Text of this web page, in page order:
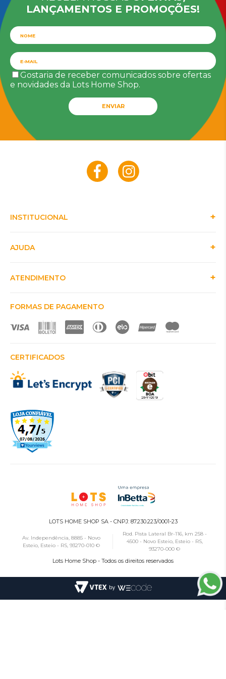
LANÇAMENTOS E PROMOÇÕES!
Gostaria de receber comunicados sobre ofertas
e novidades da Lots Home Shop.
ENVIAR
INSTITUCIONAL
AJUDA
ATENDIMENTO
FORMAS DE PAGAMENTO
CERTIFICADOS
LOTS HOME SHOP SA - CNPJ: 87.230.223/0001-23
Av. Independência, 8885 - Novo
Esteio, Esteio - RS, 93270-010 ©
Rod. Pista Lateral Br-116, km 258 -
4500 - Novo Esteio, Esteio - RS,
93270-000 ©
Lots Home Shop - Todos os direitos reservados